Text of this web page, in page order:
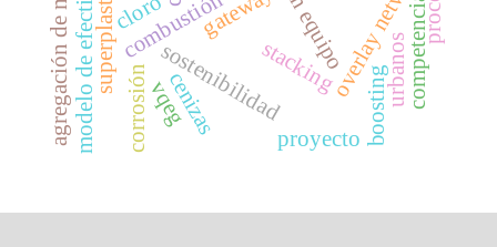
sostenibilidad
combustión
cenizas
cloro
corrosión
modelo de efectividad boosting
stacking
vqeg
proyecto
competencia
urbanos